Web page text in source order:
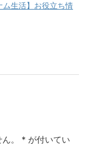
ム生活】お役立ち情
。 * が付いてい